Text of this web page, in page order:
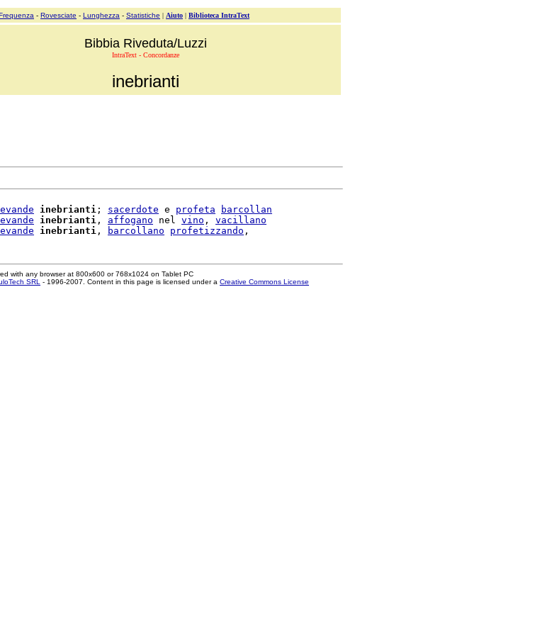
- Rovesciate - Lunghezza - Statistiche | Aiuto | Biblioteca IntraText
Bibbia Riveduta/Luzzi
IntraText - Concordanze
inebrianti
inebrianti ; sacerdote e profeta
barcollan
inebrianti , affogano nel vino , vacillano
inebrianti , barcollano profetizzando
with any browser at 800x600 or 768x1024 on Tablet PC
SRL - 1996-2007. Content in this page is licensed under a Creative Commons License